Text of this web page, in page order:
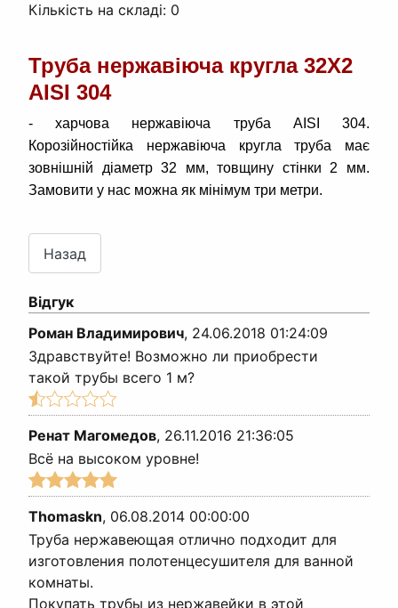
Кількість на складі: 0
Труба нержавіюча кругла 32Х2
AISI 304
- харчова нержавіюча труба AISI 304.
Корозійностійка нержавіюча кругла труба має
зовнішній діаметр 32 мм, товщину стінки 2 мм.
Замовити у нас можна як мінімум три метри.
Відгук
Роман Владимирович, 24.06.2018 01:24:09
Здравствуйте! Возможно ли приобрести
такой трубы всего 1 м?
Ренат Магомедов, 26.11.2016 21:36:05
Всё на высоком уровне!
Thomaskn, 06.08.2014 00:00:00
Труба нержавеющая отлично подходит для
изготовления полотенцесушителя для ванной
комнаты.
Покупать трубы из нержавейки в этой